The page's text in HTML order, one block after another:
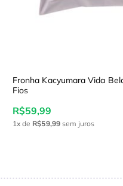
Fronha Kacyumara Vida
Fios
R$59,99
1x de R$59,99sem juros